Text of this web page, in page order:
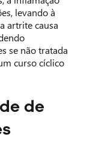
levando à
artrite causa
se não tratada
curso cíclico
de